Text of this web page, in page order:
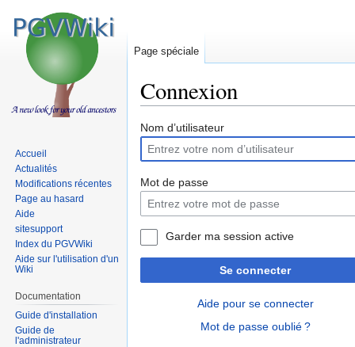
Connexion
Sauter
la
navigation
Sauter
la
recherche
Nom d’utilisateur
Mot de passe
Garder ma session active
Se connecter
Aide pour se connecter
Mot de passe oublié ?
Page spéciale
Accueil
Actualités
Modifications récentes
Page au hasard
Aide
sitesupport
Index du PGVWiki
Aide sur l'utilisation d'un
Wiki
Documentation
Guide d'installation
Guide de
l'administrateur